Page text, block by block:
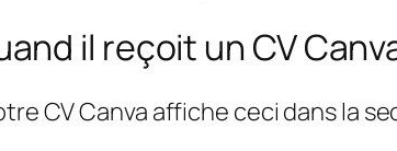
il reçoit un CV
CV Canva affiche ceci dans la